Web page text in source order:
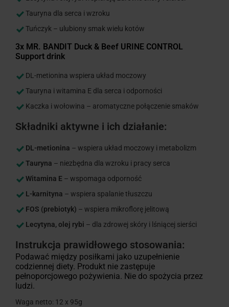
Tauryna dla serca i wzroku
Tuńczyk – ulubiony smak wielu kotów
3x MR. BANDIT Duck & Beef URINE CONTROL
Support drink
DL-metionina wspiera układ moczowy
Tauryna i witamina E dla serca i odporności
Kaczka i wołowina – aromatyczne połączenie smaków
Składniki aktywne i ich działanie:
DL-metionina – wspiera układ moczowy i metabolizm
Tauryna – niezbędna dla wzroku i pracy serca
Witamina E – wspomaga odporność
L-karnityna – wspiera spalanie tłuszczu
FOS (prebiotyk) – wspiera mikroflorę jelitową
Lecytyna, olej rybi – dla zdrowej skóry i lśniącej sierści
Instrukcja prawidłowego stosowania:
Podawać między posiłkami jako uzupełnienie
codziennej diety. Produkt nie zastępuje
pełnoporcjowego pożywienia. Nie do spożycia przez
ludzi.
Waga netto: 12 x 95g